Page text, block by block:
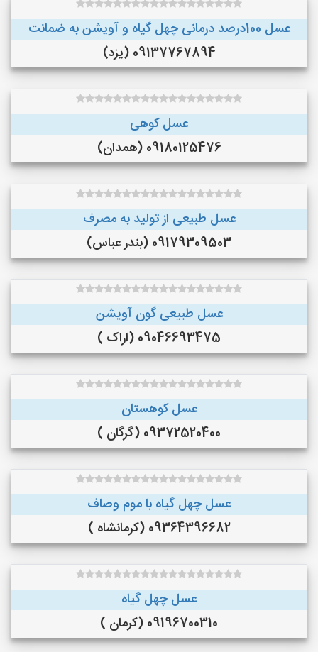
عسل 100درصد درمانی چهل گیاه و آویشن به ضمانت
09137767894 (یزد)
عسل کوهی
09180125476 (همدان)
عسل طبیعی از تولید به مصرف
09179309503 (بندر عباس)
عسل طبیعی گون آویشن
09046693475 (اراک )
عسل کوهستان
09372520400 (گرگان )
عسل چهل گیاه با موم وصاف
09364396682 (کرمانشاه )
عسل چهل گیاه
09196700310 (کرمان )